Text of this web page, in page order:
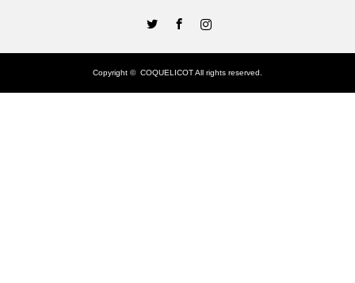
Copyright © COQUELICOTAll rights reserved.